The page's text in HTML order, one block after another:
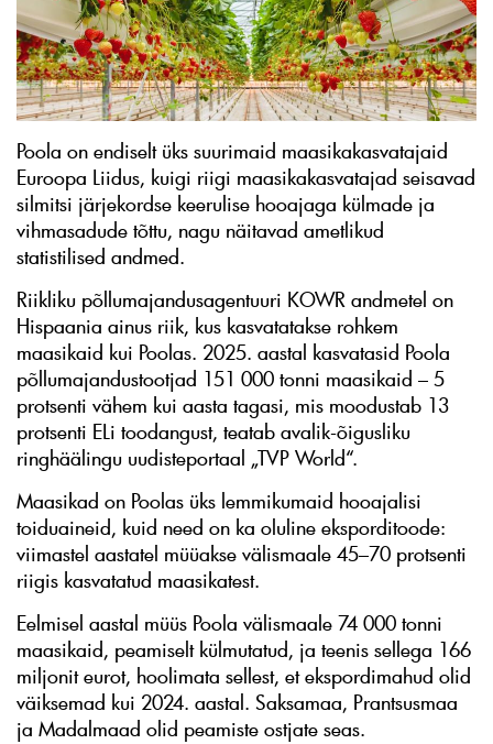
Poola on endiselt üks suurimaid maasikakasvatajaid
Euroopa Liidus, kuigi riigi maasikakasvatajad seisavad
silmitsi järjekordse keerulise hooajaga külmade ja
vihmasadude tõttu, nagu näitavad ametlikud
statistilised andmed.
Riikliku põllumajandusagentuuri KOWR andmetel on
Hispaania ainus riik, kus kasvatatakse rohkem
maasikaid kui Poolas. 2025. aastal kasvatasid Poola
põllumajandustootjad 151 000 tonni maasikaid – 5
protsenti vähem kui aasta tagasi, mis moodustab 13
protsenti ELi toodangust, teatab avalik-õigusliku
ringhäälingu uudisteportaal „TVP World“.
Maasikad on Poolas üks lemmikumaid hooajalisi
toiduaineid, kuid need on ka oluline eksporditoode:
viimastel aastatel müüakse välismaale 45–70 protsenti
riigis kasvatatud maasikatest.
Eelmisel aastal müüs Poola välismaale 74 000 tonni
maasikaid, peamiselt külmutatud, ja teenis sellega 166
miljonit eurot, hoolimata sellest, et ekspordimahud olid
väiksemad kui 2024. aastal. Saksamaa, Prantsusmaa
ja Madalmaad olid peamiste ostjate seas.